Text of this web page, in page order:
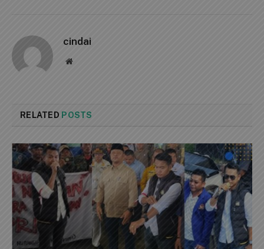
cindai
Website
RELATED POSTS